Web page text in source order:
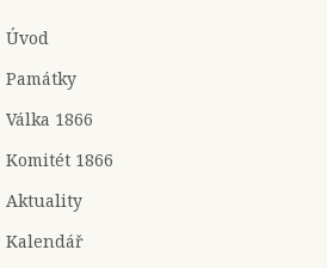
Úvod
Památky
Válka 1866
Komitét 1866
Aktuality
Kalendář